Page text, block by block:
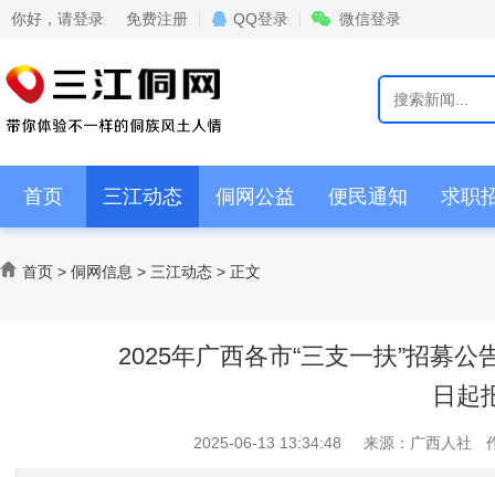
你好， 请登录 免费注册 QQ登录 微信登录
首页 三江动态 侗网公益 便民通知 求职
情感交流 商家活动
首页 > 侗网信息 > 三江动态 > 正文
2025年广西各市“三支一扶”招募
日起
2025-06-13 13:34:48 来源： 广西人社